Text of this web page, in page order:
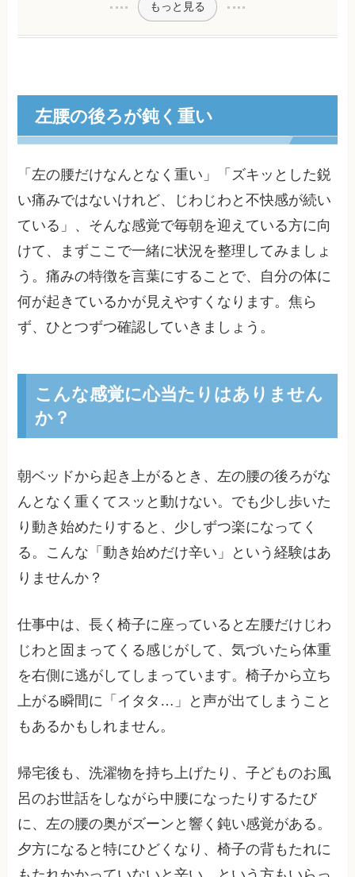
もっと見る
左腰の後ろが鈍く重い
「左の腰だけなんとなく重い」「ズキッとした鋭
い痛みではないけれど、じわじわと不快感が続い
ている」、そんな感覚で毎朝を迎えている方に向
けて、まずここで一緒に状況を整理してみましょ
う。痛みの特徴を言葉にすることで、自分の体に
何が起きているかが見えやすくなります。焦ら
ず、ひとつずつ確認していきましょう。
こんな感覚に心当たりはありません
か？
朝ベッドから起き上がるとき、左の腰の後ろがな
んとなく重くてスッと動けない。でも少し歩いた
り動き始めたりすると、少しずつ楽になってく
る。こんな「動き始めだけ辛い」という経験はあ
りませんか？
仕事中は、長く椅子に座っていると左腰だけじわ
じわと固まってくる感じがして、気づいたら体重
を右側に逃がしてしまっています。椅子から立ち
上がる瞬間に「イタタ…」と声が出てしまうこと
もあるかもしれません。
帰宅後も、洗濯物を持ち上げたり、子どものお風
呂のお世話をしながら中腰になったりするたび
に、左の腰の奥がズーンと響く鈍い感覚がある。
夕方になると特にひどくなり、椅子の背もたれに